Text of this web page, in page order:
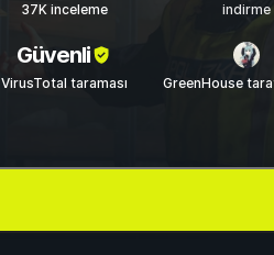
37K inceleme indirme
Güvenli
VirusTotal taraması GreenHouse